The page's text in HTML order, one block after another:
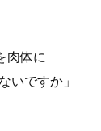
体に
いですか」